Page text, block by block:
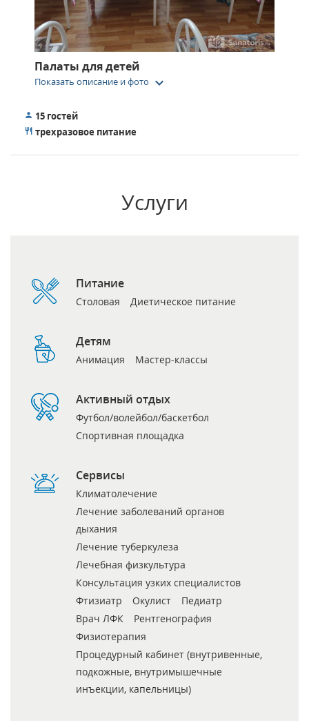
Палаты для детей
Показать описание и фото keyboard_arrow_down
15 гостей
трехразовое питание
Услуги
Питание
Столовая Диетическое питание
Детям
Анимация Мастер-классы
Активный отдых
Футбол/волейбол/баскетбол
Спортивная площадка
Сервисы
Климатолечение
Лечение заболеваний органов
дыхания
Лечение туберкулеза
Лечебная физкультура
Консультация узких специалистов
Фтизиатр
Окулист
Педиатр
Врач ЛФК
Рентгенография
Физиотерапия
Процедурный кабинет (внутривенные,
подкожные, внутримышечные
инъекции, капельницы)